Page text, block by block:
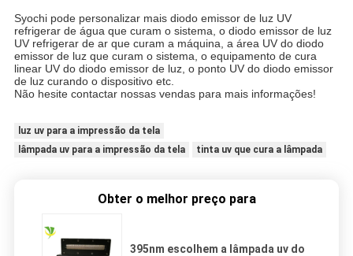
Syochi pode personalizar mais diodo emissor de luz UV
refrigerar de água que curam o sistema, o diodo emissor de luz
UV refrigerar de ar que curam a máquina, a área UV do diodo
emissor de luz que curam o sistema, o equipamento de cura
linear UV do diodo emissor de luz, o ponto UV do diodo emissor
de luz curando o dispositivo etc.
Não hesite contactar nossas vendas para mais informações!
luz uv para a impressão da tela
lâmpada uv para a impressão da tela
tinta uv que cura a lâmpada
Obter o melhor preço para
395nm escolhem a lâmpada uv do